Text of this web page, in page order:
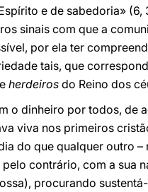
e de sabedoria»
sinais com que a
por ela ter
tais, que
e herdeiros do Reino dos
o dinheiro por todos, de
viva nos primeiros
do que qualquer outro
contrário, com a sua
procurando